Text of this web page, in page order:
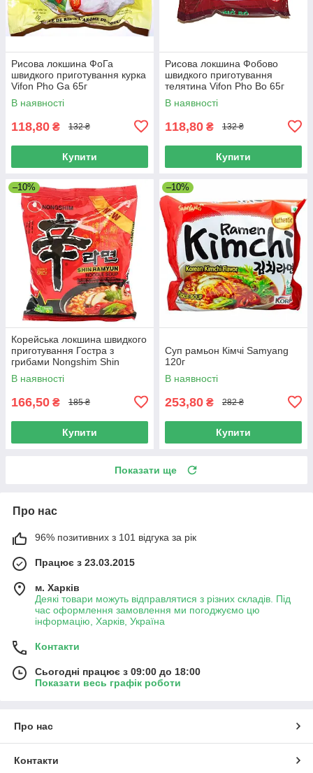
Рисова локшина ФоГа
швидкого приготування курка
Vifon Pho Ga 65г
В наявності
118,80 ₴ 132 ₴
Купити
Рисова локшина Фобово
швидкого приготування
телятина Vifon Pho Bo 65г
В наявності
118,80 ₴ 132 ₴
Купити
–10%
Корейська локшина швидкого
приготування Гостра з
грибами Nongshim Shin
Ramyun noodle soup Рамен
120 г
В наявності
166,50 ₴ 185 ₴
Купити
–10%
Суп рамьон Кімчі Samyang
120г
В наявності
253,80 ₴ 282 ₴
Купити
Показати ще
Про нас
96% позитивних з 101 відгука за рік
Працює з 23.03.2015
м. Харків
Деякі товари можуть відправлятися з різних складів. Під
час оформлення замовлення ми погоджуємо цю
інформацію, Харків, Україна
Контакти
Сьогодні працює з 09:00 до 18:00
Показати весь графік роботи
Про нас
Контакти